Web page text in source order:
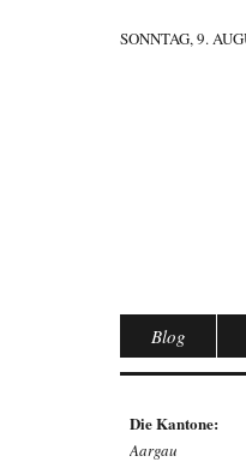
SONNTAG, 9.
Blog
Die Kantone:
Aargau